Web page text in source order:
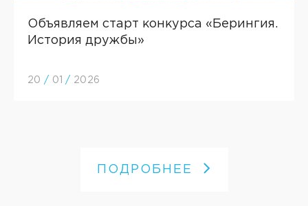
Объявляем старт конкурса «Берингия.
История дружбы»
20 / 01 / 2026
ПОДРОБНЕЕ